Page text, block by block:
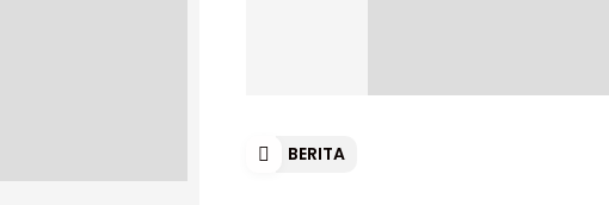
BERITA